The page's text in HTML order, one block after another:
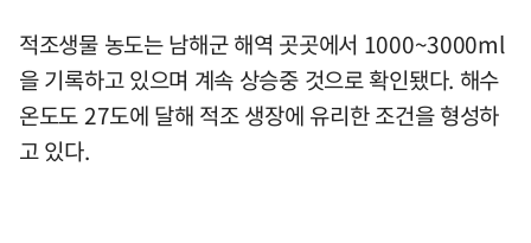
적조생물 농도는 남해군 해역 곳곳에서 1000~3000ml
을 기록하고 있으며 계속 상승중 것으로 확인됐다. 해수
온도도 27도에 달해 적조 생장에 유리한 조건을 형성하
고 있다.